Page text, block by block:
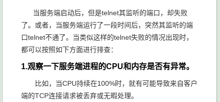
当服务端启动后，但是telnet其监听的端口，却失败
了。或者，当服务端运行了一段时间后，突然其监听的端
口telnet不通了。当类似这样的telnet失败的情况出现时，
都可以按照如下方面进行排查：
1.观察一下服务端进程的CPU和内存是否有异常。
比如，当CPU持续在100%时，就有可能导致来自客户
端的TCP连接请求被丢弃或无暇处理。